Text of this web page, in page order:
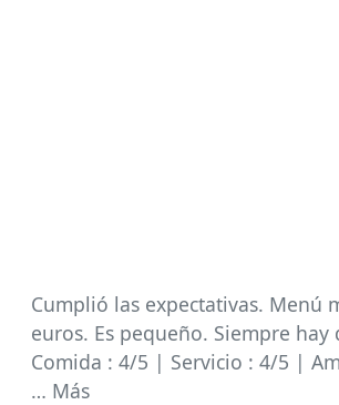
Cumplió las expectativas. Menú
euros. Es pequeño. Siempre hay
Comida : 4/5 | Servicio : 4/5 |
… Más